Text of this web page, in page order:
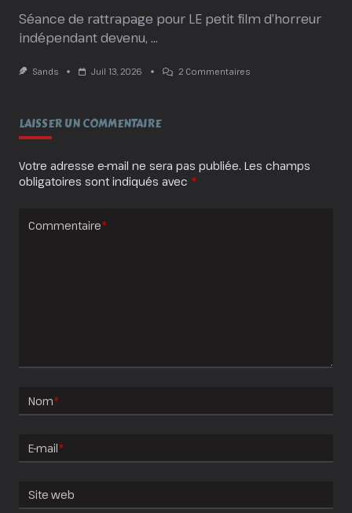
Séance de rattrapage pour LE petit film d’horreur
indépendant devenu, ...
Sands Juil 13, 2026 2 CommentairesSur
LAISSER UN COMMENTAIRE
Votre adresse e-mail ne sera pas publiée. Les champs
obligatoires sont indiqués avec *
Commentaire*
Nom*
E-mail*
Site web